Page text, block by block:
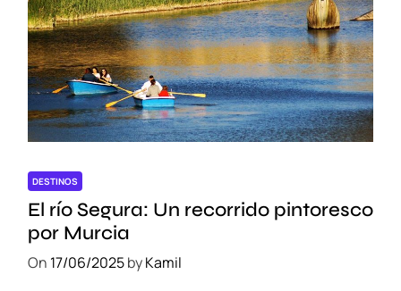
DESTINOS
El río Segura: Un recorrido pintoresco
por Murcia
On 17/06/2025byKamil